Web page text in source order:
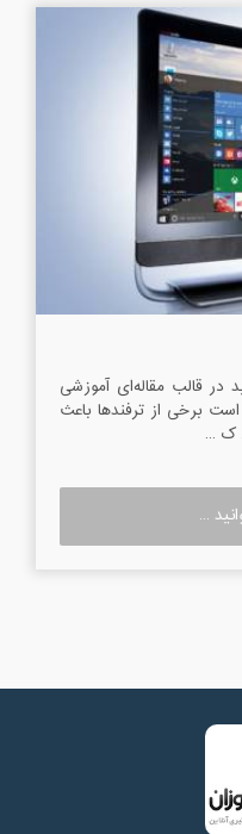
در قالب مقاله‌ای آموزشی
برخی از ترفندها باعث
ک ...
...